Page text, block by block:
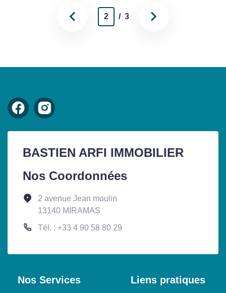
2 / 3
BASTIEN ARFI IMMOBILIER
Nos Coordonnées
2 avenue Jean moulin
13140 MIRAMAS
Tél. : +33 4 90 58 80 29
Nos Services Liens pratiques